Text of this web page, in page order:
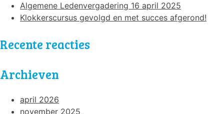
n
v
Algemene Ledenvergadering 16 april 2025
Klokkerscursus gevolgd en met succes afgerond!
Recente reacties
Archieven
april 2026
november 2025